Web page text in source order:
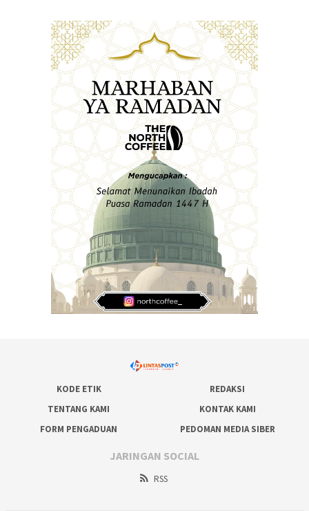
KODE ETIK
REDAKSI
TENTANG KAMI
KONTAK KAMI
FORM PENGADUAN
PEDOMAN MEDIA SIBER
JARINGAN SOCIAL
RSS